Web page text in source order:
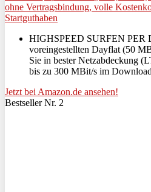
ohne Vertragsbindung, volle
Startguthaben
HIGHSPEED SURFEN PER
voreingestellten Dayflat (50
Sie in bester Netzabdeckung
bis zu 300 MBit/s im
Jetzt bei Amazon.de ansehen!
Bestseller Nr. 2